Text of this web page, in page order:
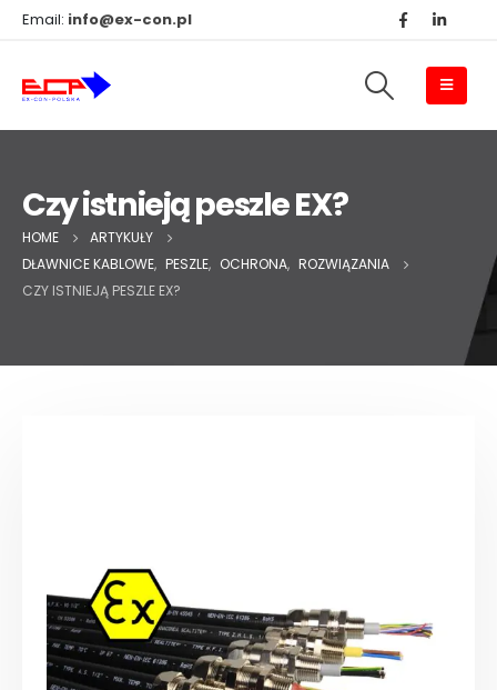
Email: info@ex-con.pl
Czy istnieją peszle EX?
HOME
ARTYKUŁY
DŁAWNICE KABLOWE, PESZLE, OCHRONA, ROZWIĄZANIA
CZY ISTNIEJĄ PESZLE EX?